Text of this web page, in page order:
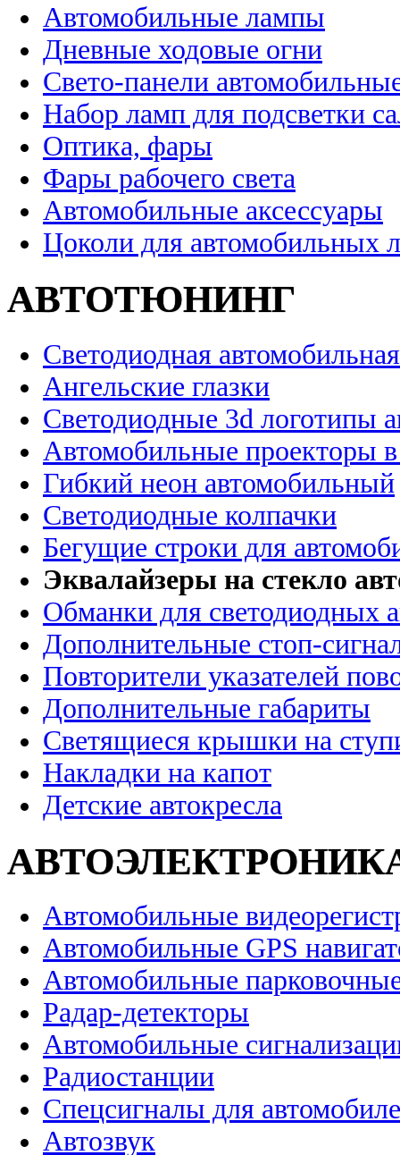
Автомобильные лампы
Дневные ходовые огни
Свето-панели
Набор ламп для подсветки
Оптика, фары
Фары рабочего света
Автомобильные аксессуары
Цоколи для автомобильных
АВТОТЮНИНГ
Светодиодная
Ангельские глазки
Светодиодные 3d логотипы
Автомобильные проекторы
Гибкий неон автомобильный
Светодиодные колпачки
Бегущие строки для
Эквалайзеры на стекло
Обманки для светодиодных
Дополнительные стоп-
Повторители указателей
Дополнительные габариты
Светящиеся крышки на
Накладки на капот
Детские автокресла
Автомобильные
Автомобильные GPS
Автомобильные
Радар-детекторы
Автомобильные
Радиостанции
Спецсигналы для
Автозвук